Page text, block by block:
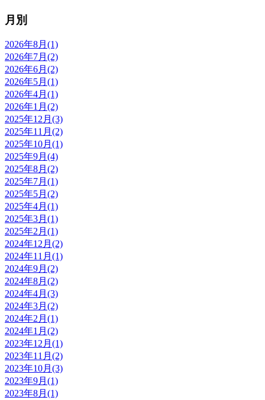
月別
2026年8月(1)
2026年7月(2)
2026年6月(2)
2026年5月(1)
2026年4月(1)
2026年1月(2)
2025年12月(3)
2025年11月(2)
2025年10月(1)
2025年9月(4)
2025年8月(2)
2025年7月(1)
2025年5月(2)
2025年4月(1)
2025年3月(1)
2025年2月(1)
2024年12月(2)
2024年11月(1)
2024年9月(2)
2024年8月(2)
2024年4月(3)
2024年3月(2)
2024年2月(1)
2024年1月(2)
2023年12月(1)
2023年11月(2)
2023年10月(3)
2023年9月(1)
2023年8月(1)